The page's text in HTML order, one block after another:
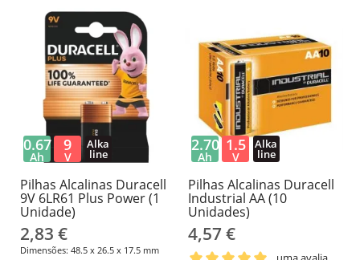
Pilhas Alcalinas Duracell
9V 6LR61 Plus Power (1
Unidade)
2,83 €
Dimensões: 48.5 x 26.5 x 17.5 mm
0.67
Ah
9
V
Alka
line
Pilhas Alcalinas Duracell
Industrial AA (10
Unidades)
4,57 €
2.70
Ah
1.5
V
Alka
line